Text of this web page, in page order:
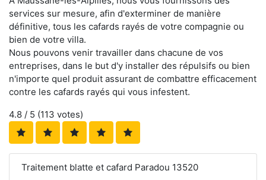
services sur mesure, afin d'exterminer de manière
définitive, tous les cafards rayés de votre compagnie ou
bien de votre villa.
Nous pouvons venir travailler dans chacune de vos
entreprises, dans le but d'y installer des répulsifs ou bien
n'importe quel produit assurant de combattre efficacement
contre les cafards rayés qui vous infestent.
4.8 / 5 (113 votes)
Traitement blatte et cafard Paradou 13520